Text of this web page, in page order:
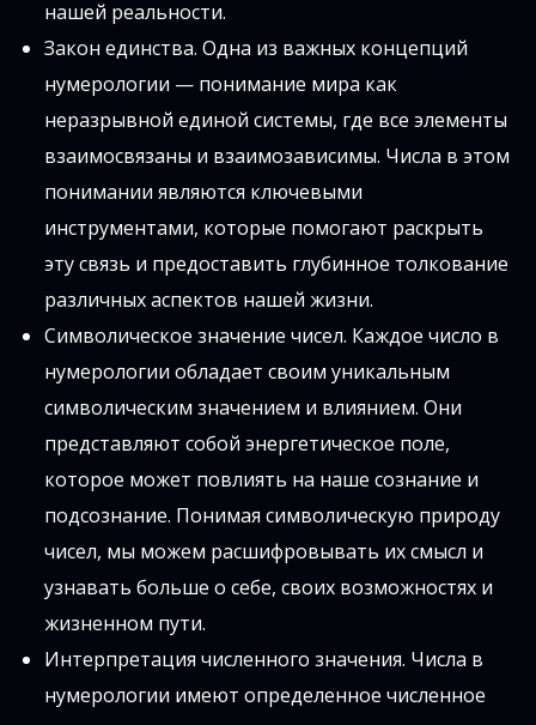
нашей реальности.
Закон единства. Одна из важных концепций
нумерологии — понимание мира как
неразрывной единой системы, где все элементы
взаимосвязаны и взаимозависимы. Числа в этом
понимании являются ключевыми
инструментами, которые помогают раскрыть
эту связь и предоставить глубинное толкование
различных аспектов нашей жизни.
Символическое значение чисел. Каждое число в
нумерологии обладает своим уникальным
символическим значением и влиянием. Они
представляют собой энергетическое поле,
которое может повлиять на наше сознание и
подсознание. Понимая символическую природу
чисел, мы можем расшифровывать их смысл и
узнавать больше о себе, своих возможностях и
жизненном пути.
Интерпретация численного значения. Числа в
нумерологии имеют определенное численное